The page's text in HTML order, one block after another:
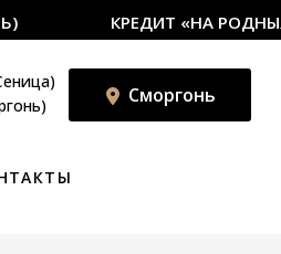
КРЕДИТ «НА РОДНЫЯ
Сморгонь